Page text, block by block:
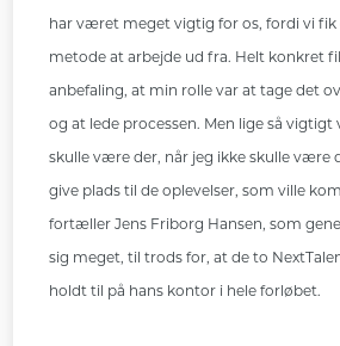
har været meget vigtig for os, fordi vi fik
metode at arbejde ud fra. Helt konkret
anbefaling, at min rolle var at tage det
og at lede processen. Men lige så vigtigt
skulle være der, når jeg ikke skulle være
give plads til de oplevelser, som ville
fortæller Jens Friborg Hansen, som
sig meget, til trods for, at de to
holdt til på hans kontor i hele forløbet.